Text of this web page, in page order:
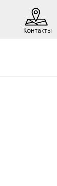
Контакты